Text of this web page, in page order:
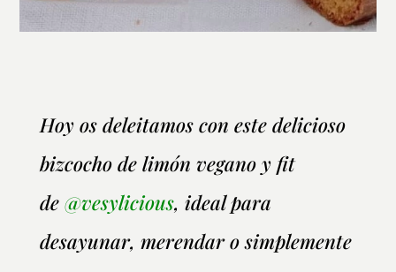
Hoy os deleitamos con este delicioso
bizcocho de limón vegano y fit
de @vesylicious, ideal para
desayunar, merendar o simplemente